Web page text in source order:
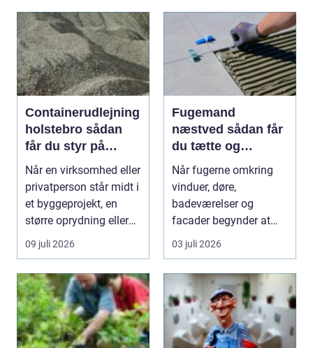
Containerudlejning
holstebro sådan
får du styr på
affald og materialer
Når en virksomhed eller
privatperson står midt i
et byggeprojekt, en
større oprydning eller
løbende ...
09 juli 2026
Fugemand
næstved sådan får
du tætte og
holdbare fuger
Når fugerne omkring
vinduer, døre,
badeværelser og
facader begynder at
slippe, kan det hurtigt
føre ...
03 juli 2026